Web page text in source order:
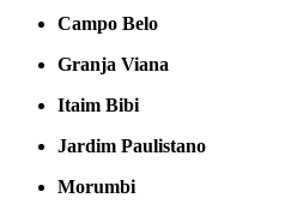
Campo Belo
Granja Viana
Itaim Bibi
Jardim Paulistano
Morumbi